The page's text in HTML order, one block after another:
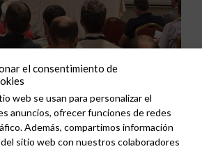
el consentimiento de
web se usan para personalizar el
anuncios, ofrecer funciones de redes
Además, compartimos información
sitio web con nuestros colaboradores
el II Encuentro Regional de
en Murcia: el instalador
a gestor energético.